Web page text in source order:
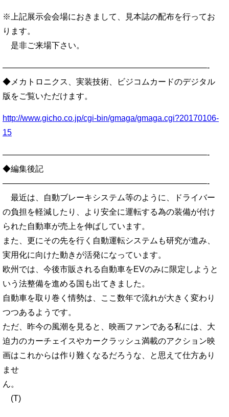
※上記展示会会場におきまして、見本誌の配布を行ってお
ります。
是非ご来場下さい。
—————————————————————————-
◆メカトロニクス、実装技術、ビジコムカードのデジタル
版をご覧いただけます。
http://www.gicho.co.jp/cgi-bin/gmaga/gmaga.cgi?20170106-
15
—————————————————————————-
◆編集後記
—————————————————————————-
最近は、自動ブレーキシステム等のように、ドライバー
の負担を軽減したり、より安全に運転する為の装備が付け
られた自動車が売上を伸ばしています。
また、更にその先を行く自動運転システムも研究が進み、
実用化に向けた動きが活発になっています。
欧州では、今後市販される自動車をEVのみに限定しようと
いう法整備を進める国も出てきました。
自動車を取り巻く情勢は、ここ数年で流れが大きく変わり
つつあるようです。
ただ、昨今の風潮を見ると、映画ファンである私には、大
迫力のカーチェイスやカークラッシュ満載のアクション映
画はこれからは作り難くなるだろうな、と思えて仕方あり
ませ
ん。
(T)